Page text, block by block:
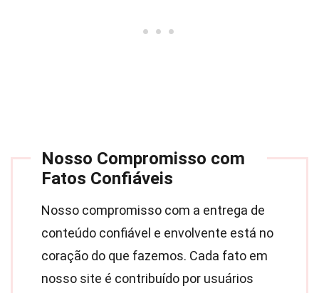
Nosso Compromisso com
Fatos Confiáveis
Nosso compromisso com a entrega de
conteúdo confiável e envolvente está no
coração do que fazemos. Cada fato em
nosso site é contribuído por usuários